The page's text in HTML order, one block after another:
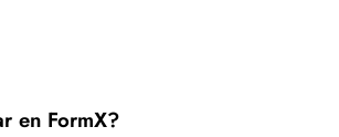
en FormX?